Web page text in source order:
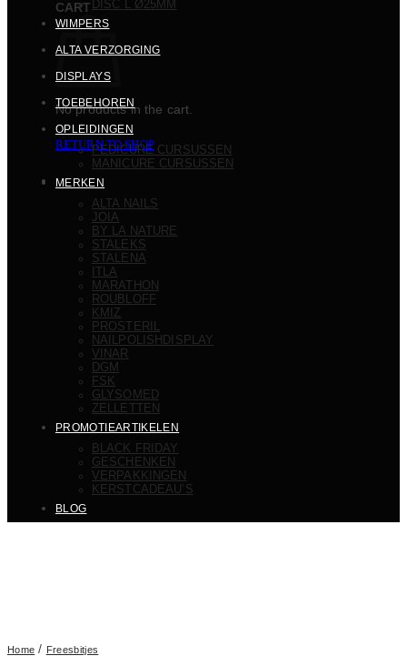
CART
No products in the cart.
RETURN TO SHOP
DISC L Ø25MM
WIMPERS
ALTA VERZORGING
DISPLAYS
TOEBEHOREN
OPLEIDINGEN
PEDICURE CURSUSSEN
MANICURE CURSUSSEN
MERKEN
ALTA NAILS
JOIA
BY LA NATURE
STALEKS
STALENA
ITLA
MARATHON
ROUBLOFF
KMIZ
PROSTERIL
NAILPOLISHDISPLAY
VINAR
DGM
FSK
GLYSOMED
ZELLETTEN
PROMOTIEARTIKELEN
BLACK FRIDAY
GESCHENKEN
VERPAKKINGEN
KERSTCADEAU’S
BLOG
Home / Freesbitjes